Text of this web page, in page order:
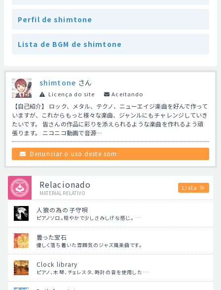
Perfil de shimtone
Lista de BGM de shimtone
shimtone さん
Licença do site Aceitando
【自己紹介】 ロック、メタル、テクノ、ニューエイジ楽曲を好んで作って
いますが、これからもっと様々な楽曲、ジャンルにもチャレンジしていき
たいです。 皆さんの作品に彩りを添えられるような楽曲を作れるよう頑
張ります。 ニコニコ動画で音源…
Denunciar o uso deste som
Relacionado
MATERIAL RELATIVO
Lista
人狼の為の子守唄
ピアノソロ。穏やかで少しさみしげな感じ。 …
曇った宝石
優しく落ち着いた雰囲気のジャズ風楽曲です。
Clock library
ピアノ、木琴、チェレスタ、時計の音を使用した…